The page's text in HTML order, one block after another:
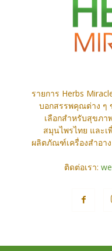
รายการ Herbs
บอกสรรพคุณต่าง ๆ
เลือกสำหรับสุขภ
สมุนไพรไทย และเ
ผลิตภัณฑ์เครื่องสำอา
ติดต่อเรา: